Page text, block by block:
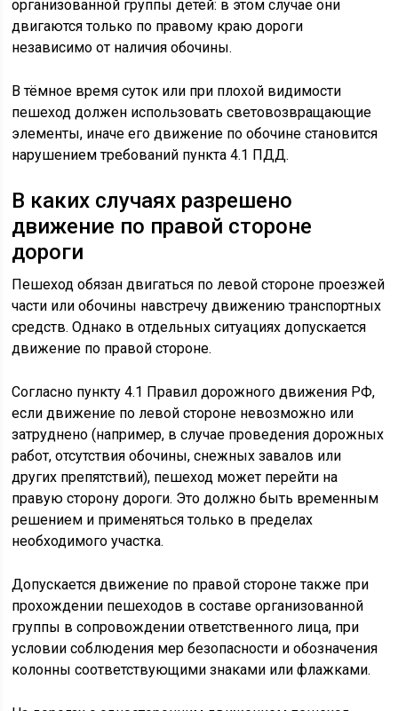
организованной группы детей: в этом случае они
двигаются только по правому краю дороги
независимо от наличия обочины.
В тёмное время суток или при плохой видимости
пешеход должен использовать световозвращающие
элементы, иначе его движение по обочине становится
нарушением требований пункта 4.1 ПДД.
В каких случаях разрешено
движение по правой стороне
дороги
Пешеход обязан двигаться по левой стороне проезжей
части или обочины навстречу движению транспортных
средств. Однако в отдельных ситуациях допускается
движение по правой стороне.
Согласно пункту 4.1 Правил дорожного движения РФ,
если движение по левой стороне невозможно или
затруднено (например, в случае проведения дорожных
работ, отсутствия обочины, снежных завалов или
других препятствий), пешеход может перейти на
правую сторону дороги. Это должно быть временным
решением и применяться только в пределах
необходимого участка.
Допускается движение по правой стороне также при
прохождении пешеходов в составе организованной
группы в сопровождении ответственного лица, при
условии соблюдения мер безопасности и обозначения
колонны соответствующими знаками или флажками.